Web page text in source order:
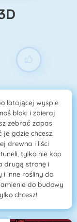
latającej wyspie
bloki i zbieraj
zebrać zapas
gdzie chcesz.
drewna i liści
tylko nie kop
drugą stronę i
i inne rośliny do
do budowy
chcesz!